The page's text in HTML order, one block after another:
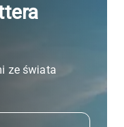
ze świata